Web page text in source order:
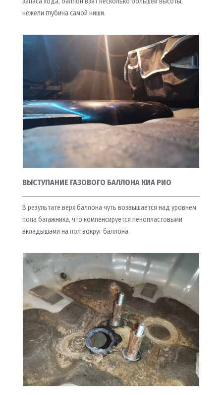
нежели глубина самой ниши.
ВЫСТУПАНИЕ ГАЗОВОГО БАЛЛОНА КИА РИО
В результате верх баллона чуть возвышается над уровнем
пола багажника, что компенсируется пенопластовыми
вкладышами на пол вокруг баллона.